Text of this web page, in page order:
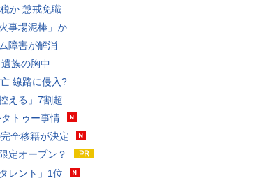
か 懲戒免職
事場泥棒」か
障害が解消
族の胸中
線路に侵入?
える」7割超
トゥー事情
全移籍が決定
定オープン？
レント」1位